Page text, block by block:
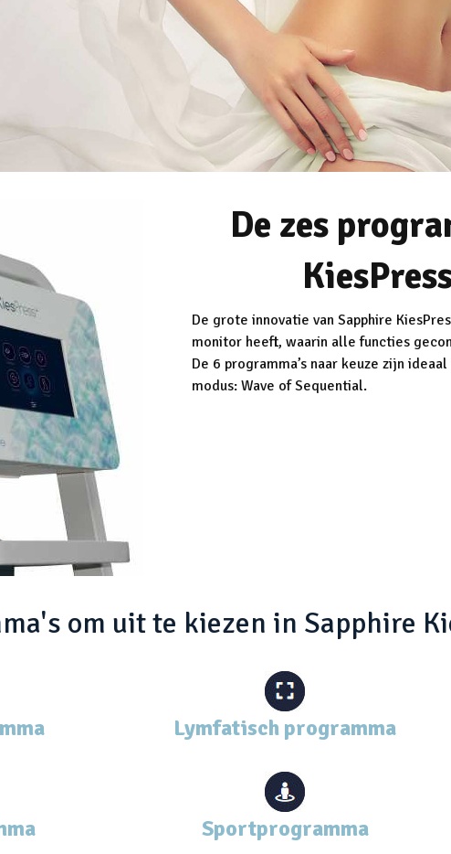
De zes
De grote innovatie van Sapphire
monitor heeft, waarin alle functies
De 6 programma’s naar keuze zijn
modus: Wave of Sequential.
om uit te kiezen in Sapphire
Lymfatisch programma
Sportprogramma